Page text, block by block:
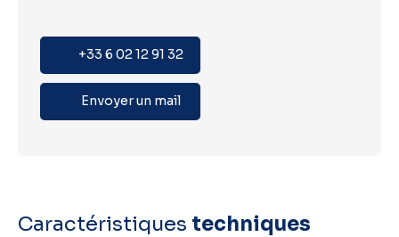
+33 6 02 12 91 32
Envoyer un mail
Caractéristiques techniques